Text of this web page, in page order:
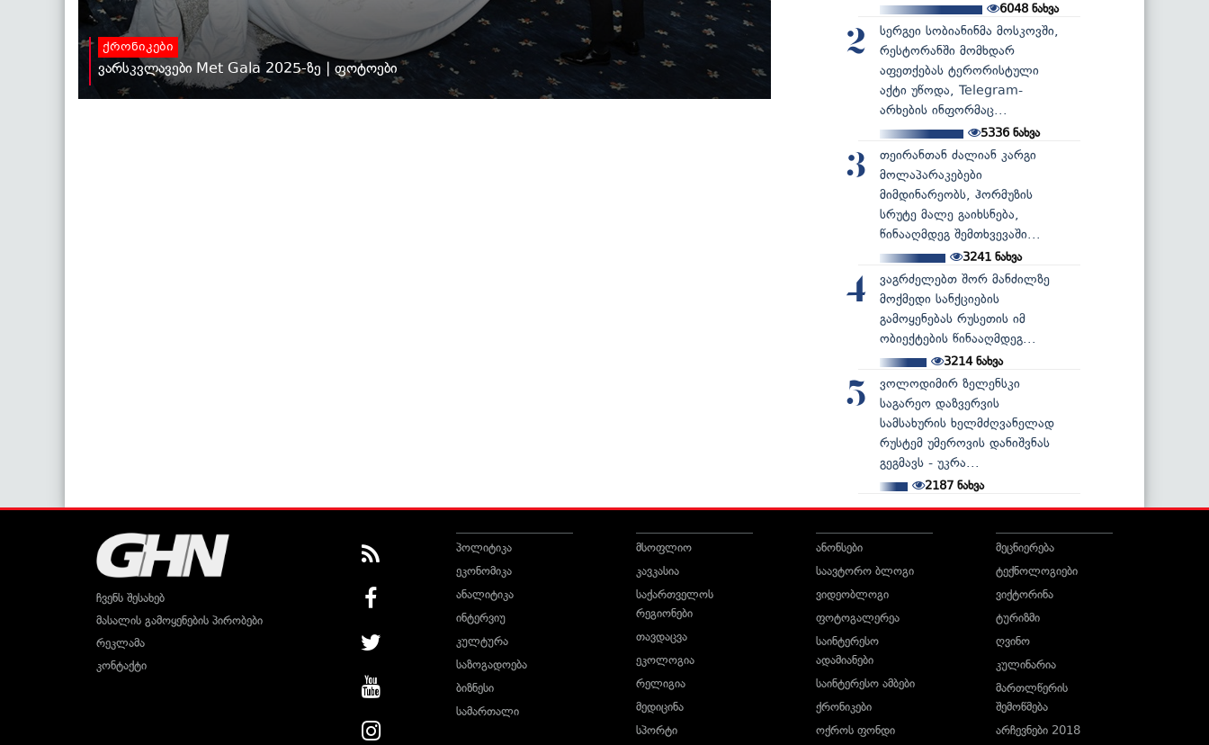
ქრონიკები
ვარსკვლავები Met Gala 2025-ზე | ფოტოები
6048 ნახვა
2
სერგეი სობიანინმა მოსკოვში,
რესტორანში მომხდარ
აფეთქებას ტერორისტული
აქტი უწოდა, Telegram-
არხების ინფორმაც...
5336ნახვა
3
თეირანთან ძალიან კარგი
მოლაპარაკებები
მიმდინარეობს, ჰორმუზის
სრუტე მალე გაიხსნება,
წინააღმდეგ შემთხვევაში...
3241ნახვა
4
ვაგრძელებთ შორ მანძილზე
მოქმედი სანქციების
გამოყენებას რუსეთის იმ
ობიექტების წინააღმდეგ...
3214ნახვა
5
ვოლოდიმირ ზელენსკი
საგარეო დაზვერვის
სამსახურის ხელმძღვანელად
რუსტემ უმეროვის დანიშვნას
გეგმავს - უკრა...
2187 ნახვა
ჩვენს შესახებ
მასალის გამოყენების პირობები
რეკლამა
კონტაქტი
პოლიტიკა
ეკონომიკა
ანალიტიკა
ინტერვიუ
კულტურა
საზოგადოება
ბიზნესი
სამართალი
მსოფლიო
კავკასია
საქართველოს
რეგიონები
თავდაცვა
ეკოლოგია
რელიგია
მედიცინა
სპორტი
ანონსები
საავტორო ბლოგი
ვიდეობლოგი
ფოტოგალერეა
საინტერესო
ადამიანები
საინტერესო ამბები
ქრონიკები
ოქროს ფონდი
მეცნიერება
ტექნოლოგიები
ვიქტორინა
ტურიზმი
ღვინო
კულინარია
მართლწერის
შემოწმება
არჩევნები 2018